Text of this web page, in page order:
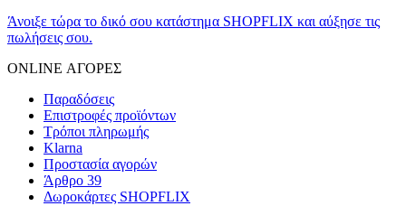
Άνοιξε τώρα το δικό σου κατάστημα SHOPFLIX και αύξησε τις
πωλήσεις σου.
ONLINE ΑΓΟΡΕΣ
Παραδόσεις
Επιστροφές προϊόντων
Τρόποι πληρωμής
Klarna
Προστασία αγορών
Άρθρο 39
Δωροκάρτες SHOPFLIX